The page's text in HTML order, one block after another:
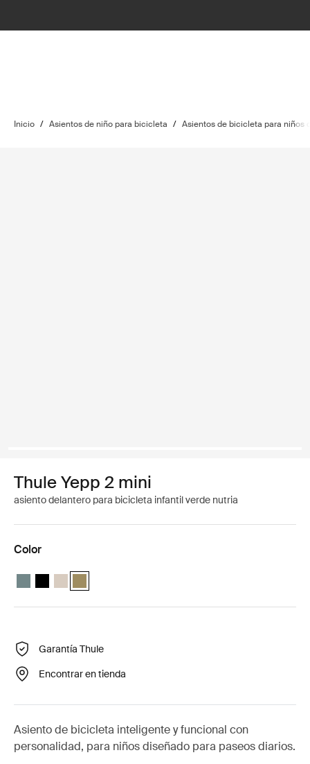
Inicio / Asientos de niño para bicicleta / Asientos de bicicleta para niños
Thule Yepp 2 mini
asiento delantero para bicicleta infantil verde nutria
Color
Thule Yepp 2 mini Azul medio
Thule Yepp 2 mini Negro medianoche
Thule Yepp 2 mini Arena suave
Thule Yepp 2 mini Verde nutria (selected)
Garantía Thule
Encontrar en tienda
Asiento de bicicleta inteligente y funcional con
personalidad, para niños diseñado para paseos diarios.